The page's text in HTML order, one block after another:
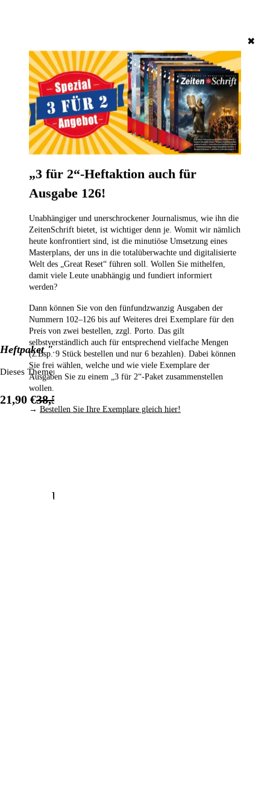
Heftpaket "Engel"
Dieses Themenpaket beinhaltet 7 Ausgaben, die sich unter anderem
21,90 €38,50 €
Unsere beliebtesten Produkte
✖
„3 für 2“-Heftaktion auch für
Ausgabe 126!
Unabhängiger und unerschrockener Journalismus, wie ihn die
ZeitenSchrift bietet, ist wichtiger denn je. Womit wir nämlich
heute konfrontiert sind, ist die minutiöse Umsetzung eines
Masterplans, der uns in die totalüberwachte und digitalisierte
Welt des „Great Reset“ führen soll. Wollen Sie mithelfen,
damit viele Leute unabhängig und fundiert informiert
werden?
Dann können Sie von den fünfundzwanzig Ausgaben der
Nummern 102–126 bis auf Weiteres drei Exemplare für den
Preis von zwei bestellen, zzgl. Porto. Das gilt
selbstverständlich auch für entsprechend vielfache Mengen
(z.Bsp. 9 Stück bestellen und nur 6 bezahlen). Dabei können
Sie frei wählen, welche und wie viele Exemplare der
Ausgaben Sie zu einem „3 für 2“-Paket zusammenstellen
wollen.
→ Bestellen Sie Ihre Exemplare gleich hier!